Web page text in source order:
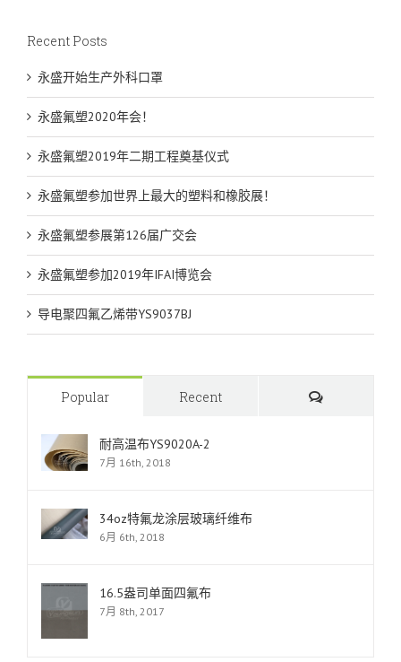
Recent Posts
永盛开始生产外科口罩
永盛氟塑2020年会！
永盛氟塑2019年二期工程奠基仪式
永盛氟塑参加世界上最大的塑料和橡胶展！
永盛氟塑参展第126届广交会
永盛氟塑参加2019年IFAI博览会
导电聚四氟乙烯带YS9037BJ
Popular Recent Comments
耐高温布YS9020A-2
7月 16th, 2018
34oz特氟龙涂层玻璃纤维布
6月 6th, 2018
16.5盎司单面四氟布
7月 8th, 2017